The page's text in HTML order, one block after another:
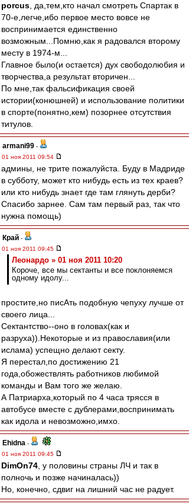
porcus , да,тем,кто начал смотреть Спартак в
70-е,легче,ибо первое место вовсе не
воспринимается единственно
возможным...Помню,как я радовался второму
месту в 1974-м...
Главное было(и остается) дух свободолюбия и
творчества,а результат вторичен...
По мне,так фальсификация своей
истории(конюшней) и использование политики
в спорте(понятно,кем) позорнее отсутствия
титулов.
armani99 -
01 ноя 2011 09:54
админы, не трите пожалуйста. Буду в Мадриде
в субботу, может кто нибудь есть из тех краев?
или кто нибудь знает где там глянуть дерби?
Спасибо зарнее. Сам там первый раз, так что
нужна помощь)
Край -
01 ноя 2011 09:45
Леонардо » 01 ноя 2011 10:20
Короче, все мы сектанты и все поклоняемся
одному идолу...
простите,но писАть подобную чепуху лучше от
своего лица...
Сектантство--оно в головах(как и
разруха)).Некоторые и из православия(или
ислама) успещно делают секту.
Я перестал,по достижению 21
года,обожествлять работников любимой
команды и Вам того же желаю.
А Патриарха,который по 4 часа трясся в
автобусе вместе с дублерами,воспринимать
как идола и невозможно,имхо.
Ehidna -
01 ноя 2011 09:45
DimOn74 , у половины страны ЛЧ и так в
полночь и позже начиналась))
Но, конечно, сдвиг на лишний час не радует.